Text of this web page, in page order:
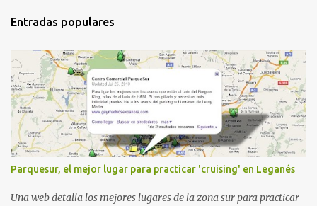
Entradas populares
Parquesur, el mejor lugar para practicar 'cruising' en Leganés
Una web detalla los mejores lugares de la zona sur para practicar